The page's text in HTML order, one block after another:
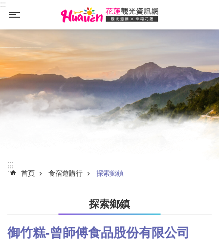
跳到主要內容區塊
:::
:::
::: 首頁 食宿遊購行 探索鄉鎮
探索鄉鎮
御竹糕-曾師傅食品股份有限公司